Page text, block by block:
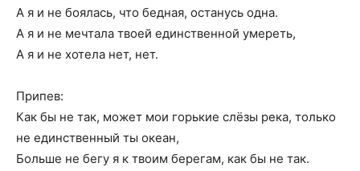
А я и не боялась, что бедная, останусь одна.
А я и не мечтала твоей единственной умереть,
А я и не хотела нет, нет.
Припев:
Как бы не так, может мои горькие слёзы река, только
не единственный ты океан,
Больше не бегу я к твоим берегам, как бы не так.